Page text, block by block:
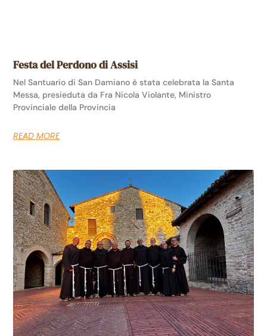
Festa del Perdono di Assisi
Nel Santuario di San Damiano è stata celebrata la Santa
Messa, presieduta da Fra Nicola Violante, Ministro
Provinciale della Provincia
READ MORE